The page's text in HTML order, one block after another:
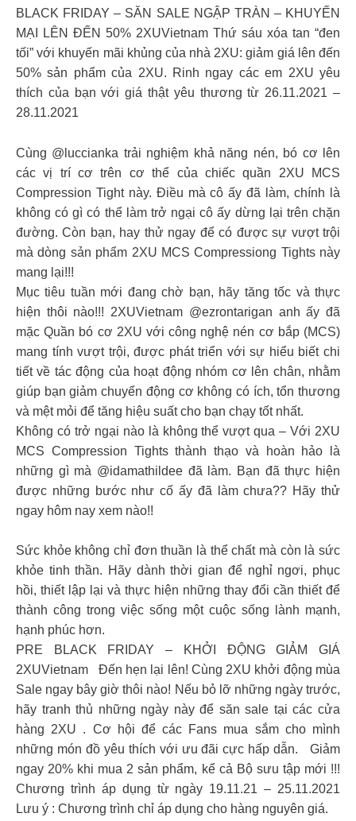
BLACK FRIDAY – SĂN SALE NGẬP TRÀN – KHUYẾN
MẠI LÊN ĐẾN 50% 2XUVietnam Thứ sáu xóa tan “đen
tối” với khuyến mãi khủng của nhà 2XU: giảm giá lên đến
50% sản phẩm của 2XU. Rinh ngay các em 2XU yêu
thích của bạn với giá thật yêu thương từ 26.11.2021 –
28.11.2021
Cùng @luccianka trải nghiệm khả năng nén, bó cơ lên
các vị trí cơ trên cơ thể của chiếc quần 2XU MCS
Compression Tight này. Điều mà cô ấy đã làm, chính là
không có gì có thể làm trở ngại cô ấy dừng lại trên chặn
đường. Còn bạn, hay thử ngay để có được sự vượt trội
mà dòng sản phẩm 2XU MCS Compressiong Tights này
mang lại!!!
Mục tiêu tuần mới đang chờ bạn, hãy tăng tốc và thực
hiện thôi nào!!! 2XUVietnam @ezrontarigan anh ấy đã
mặc Quần bó cơ 2XU với công nghệ nén cơ bắp (MCS)
mang tính vượt trội, được phát triển với sự hiểu biết chi
tiết về tác động của hoạt động nhóm cơ lên chân, nhằm
giúp bạn giảm chuyển động cơ không có ích, tổn thương
và mệt mỏi để tăng hiệu suất cho bạn chạy tốt nhất.
Không có trở ngại nào là không thể vượt qua – Với 2XU
MCS Compression Tights thành thạo và hoàn hảo là
những gì mà @idamathildee đã làm. Bạn đã thực hiện
được những bước như cố ấy đã làm chưa?? Hãy thử
ngay hôm nay xem nào!!
Sức khỏe không chỉ đơn thuần là thể chất mà còn là sức
khỏe tinh thần. Hãy dành thời gian để nghỉ ngơi, phục
hồi, thiết lập lại và thực hiện những thay đổi cần thiết để
thành công trong việc sống một cuộc sống lành mạnh,
hạnh phúc hơn.
PRE BLACK FRIDAY – KHỞI ĐỘNG GIẢM GIÁ
2XUVietnam Đến hẹn lại lên! Cùng 2XU khởi động mùa
Sale ngay bây giờ thôi nào! Nếu bỏ lỡ những ngày trước,
hãy tranh thủ những ngày này để săn sale tại các cửa
hàng 2XU . Cơ hội để các Fans mua sắm cho mình
những món đồ yêu thích với ưu đãi cực hấp dẫn. Giảm
ngay 20% khi mua 2 sản phẩm, kể cả Bộ sưu tập mới !!!
Chương trình áp dụng từ ngày 19.11.21 – 25.11.2021
Lưu ý : Chương trình chỉ áp dụng cho hàng nguyên giá.